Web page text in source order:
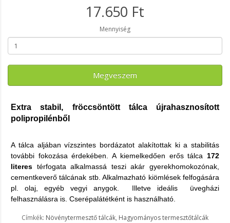
17.650 Ft
Mennyiség
Megveszem
Extra stabil, fröccsöntött tálca újrahasznosított
polipropilénből
A tálca aljában vízszintes bordázatot alakítottak ki a stabilitás
további fokozása érdekében. A kiemelkedően erős tálca 172
literes térfogata alkalmassá teszi akár gyerekhomokozónak,
cementkeverő tálcának stb. Alkalmazható kiömlések felfogására
pl. olaj, egyéb vegyi anygok. Illetve ideális üvegházi
felhasználásra is. Cserépalátétként is használható.
Címkék: Növénytermesztő tálcák, Hagyományos termesztőtálcák